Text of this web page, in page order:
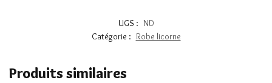
UGS : ND
Catégorie : Robe licorne
Produits similaires